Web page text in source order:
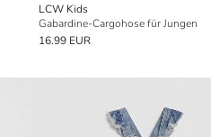
LCW Kids
Gabardine-Cargohose für Jungen
16.99 EUR